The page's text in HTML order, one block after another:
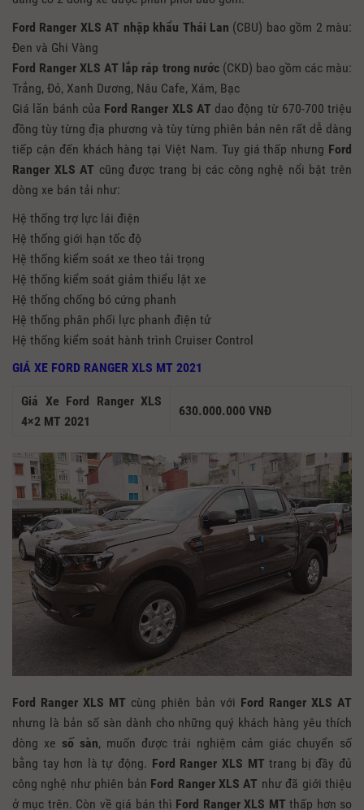
Ford Ranger XLS AT nhập khẩu Thái Lan (CBU) bao gồm 2 màu:
Đen và Ghi Vàng
Ford Ranger XLS AT lắp ráp trong nước(CKD) bao gồm các màu:
Trắng, Đỏ, Xanh Dương, Nâu Cafe, Xám, Bạc
Giá lăn bánh của Ford Ranger XLS AT dao động từ 670-700 triệu
đồng tùy từng địa phương và tùy từng phiên bản nên rất dễ dàng
tiếp cận đến khách hàng tại Việt Nam. Tuy giá thấp nhưng Ford
Ranger XLS AT cũng được trang bị các công nghệ nổi bật trên
dòng xe bán tải như:
Hệ thống trợ lực lái điện
Hệ thống giới hạn tốc độ
Hệ thống kiểm soát xe theo tải trọng
Hệ thống kiểm soát giảm thiểu lật xe
Hệ thống chống bó cứng phanh
Hệ thống phân phối lực phanh điện tử
Hệ thống kiểm soát hành trình Cruiser Control
GIÁ XE FORD RANGER XLS MT 2021
Giá Xe Ford Ranger XLS
4×2 MT 2021
630.000.000 VNĐ
Ford Ranger XLS MT cùng phiên bản với Ford Ranger XLS AT
nhưng là bản số sàn dành cho những quý khách hàng yêu thích
dòng xe số sàn, muốn được trải nghiệm cảm giác chuyển số
bằng tay hơn là tự động. Ford Ranger XLS MT trang bị đầy đủ
công nghệ như phiên bản Ford Ranger XLS AT như đã giới thiệu
ở mục trên. Còn về giá bán thì Ford Ranger XLS MT thấp hơn so